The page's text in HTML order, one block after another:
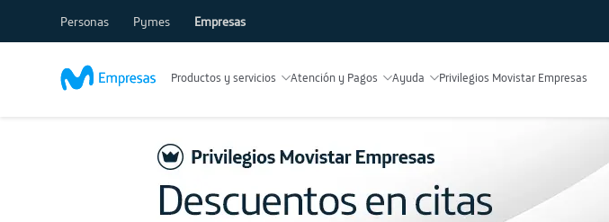
Personas Pymes Empresas
Productos y servicios Atención y Pagos Ayuda Privilegios Movistar Empresas